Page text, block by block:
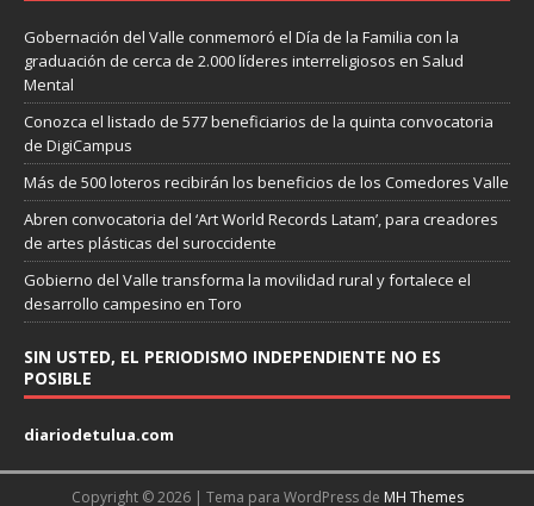
Gobernación del Valle conmemoró el Día de la Familia con la
graduación de cerca de 2.000 líderes interreligiosos en Salud
Mental
Conozca el listado de 577 beneficiarios de la quinta convocatoria
de DigiCampus
Más de 500 loteros recibirán los beneficios de los Comedores Valle
Abren convocatoria del ‘Art World Records Latam’, para creadores
de artes plásticas del suroccidente
Gobierno del Valle transforma la movilidad rural y fortalece el
desarrollo campesino en Toro
SIN USTED, EL PERIODISMO INDEPENDIENTE NO ES
POSIBLE
diariodetulua.com
Copyright © 2026 | Tema para WordPress de MH Themes